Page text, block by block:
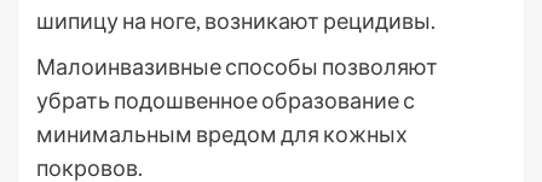
шипицу на ноге, возникают рецидивы.
Малоинвазивные способы позволяют
убрать подошвенное образование с
минимальным вредом для кожных
покровов.